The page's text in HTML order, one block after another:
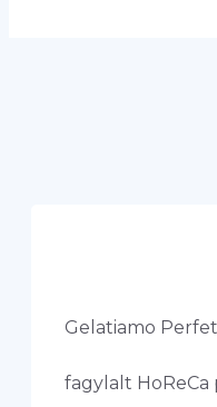
Gelatiamo
fagylalt